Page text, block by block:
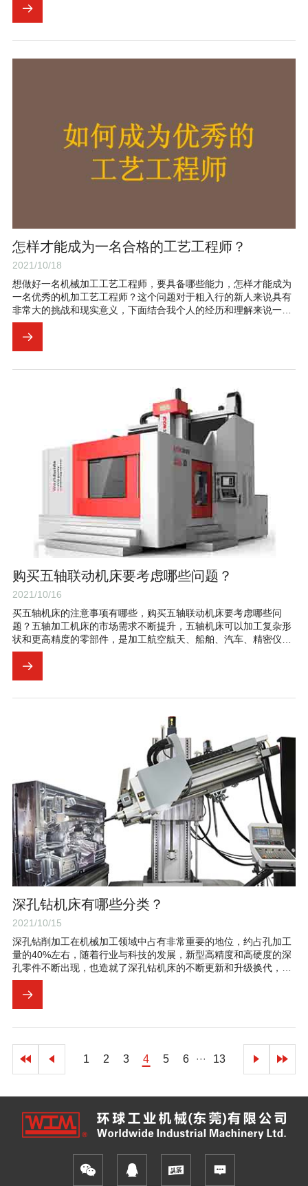
1.6~0.8μm。
怎样才能成为一名合格的工艺工程师？
2021/10/18
想做好一名机械加工工艺工程师，要具备哪些能力，怎样才能成为
一名优秀的机加工艺工程师？这个问题对于粗入行的新人来说具有
非常大的挑战和现实意义，下面结合我个人的经历和理解来说一下
我的看法。
购买五轴联动机床要考虑哪些问题？
2021/10/16
买五轴机床的注意事项有哪些，购买五轴联动机床要考虑哪些问
题？五轴加工机床的市场需求不断提升，五轴机床可以加工复杂形
状和更高精度的零部件，是加工航空航天、船舶、汽车、精密仪
器、能源、高精医疗设备、军工等行业关键部件的重要工具，对于
航空发动机的叶片、潜艇发动机的叶片、导弹的大型薄壁零部件的
加工等，五轴机床几乎是唯一的加工工具。
深孔钻机床有哪些分类？
2021/10/15
深孔钻削加工在机械加工领域中占有非常重要的地位，约占孔加工
量的40%左右，随着行业与科技的发展，新型高精度和高硬度的深
孔零件不断出现，也造就了深孔钻机床的不断更新和升级换代，深
孔钻的种类也是越来越多，下面简单的介绍一下深孔钻机床有哪些
分类。
1 2 3 4 5 6 ··· 13